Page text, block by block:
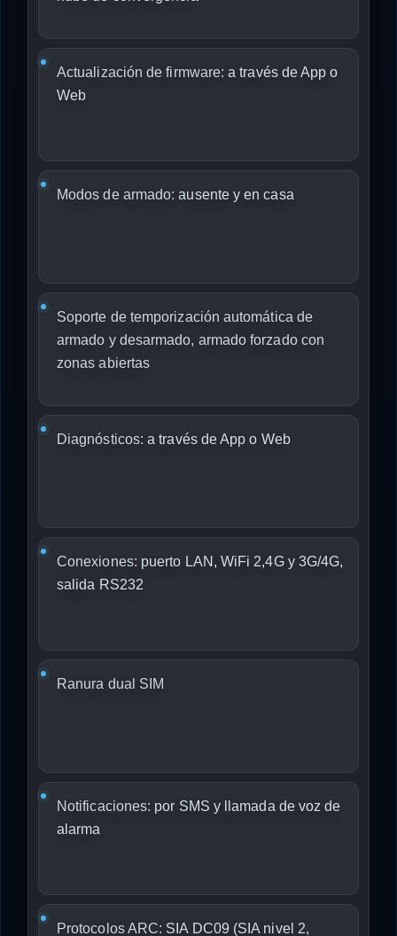
Actualización de firmware: a través de App o
Web
Modos de armado: ausente y en casa
Soporte de temporización automática de
armado y desarmado, armado forzado con
zonas abiertas
Diagnósticos: a través de App o Web
Conexiones: puerto LAN, WiFi 2,4G y 3G/4G,
salida RS232
Ranura dual SIM
Notificaciones: por SMS y llamada de voz de
alarma
Protocolos ARC: SIA DC09 (SIA nivel 2,